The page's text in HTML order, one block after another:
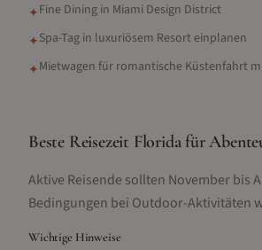
✦Fine Dining in Miami Design District
✦Spa-Tag in luxuriösem Resort einplanen
✦Mietwagen für romantische Küstenfahrt
Beste Reisezeit Florida für
Aktive Reisende sollten November bis
Bedingungen bei Outdoor-Aktivitäten
Wichtige Hinweise